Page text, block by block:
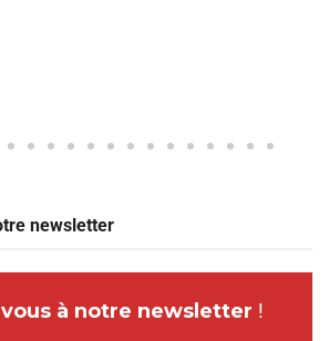
newsletter
à notre newsletter !